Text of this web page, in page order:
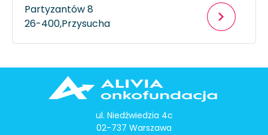
Partyzantów 8
26-400,Przysucha
ul. Niedźwiedzia 4c
02-737 Warszawa